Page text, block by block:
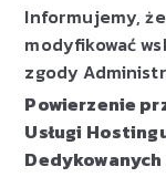
Informujemy,
modyfikować
zgody
Powierzenie
Usługi
Dedykowanych